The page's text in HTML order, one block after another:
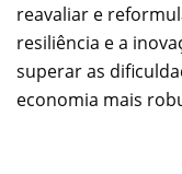
reavaliar e
resiliência e a
superar as
economia mais